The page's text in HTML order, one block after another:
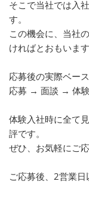
そこで当社では入
す。
この機会に、当社
ければとおもいます
応募後の実際ベー
応募 → 面談 → 体
体験入社時に全て
評です。
ぜひ、お気軽にご
ご応募後、2営業日